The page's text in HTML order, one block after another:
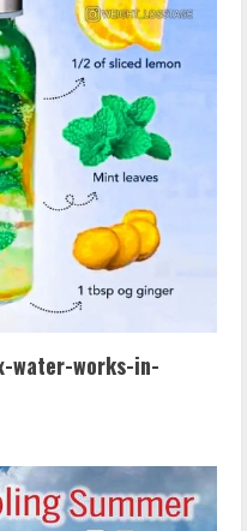
water-works-in-